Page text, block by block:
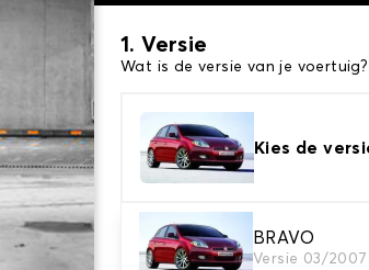
1. Versie
Wat is de versie van je voertuig?
Kies de
BRAVO
Versie 03/
2. Beschermingsniveau
Kies de juiste beschermhoes